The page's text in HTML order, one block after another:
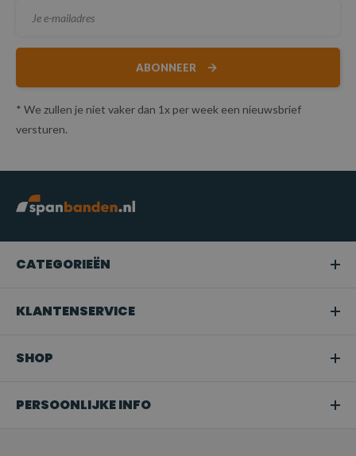
ABONNEER
* We zullen je niet vaker dan 1x per week een nieuwsbrief
versturen.
CATEGORIEËN
KLANTENSERVICE
SHOP
PERSOONLIJKE INFO